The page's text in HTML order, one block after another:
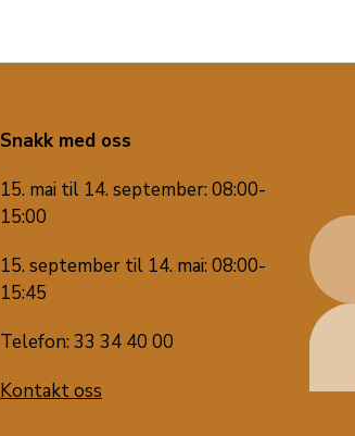
Snakk med oss
15. mai til 14. september: 08:00-
15:00
15. september til 14. mai: 08:00-
15:45
Telefon: 33 34 40 00
Kontakt oss